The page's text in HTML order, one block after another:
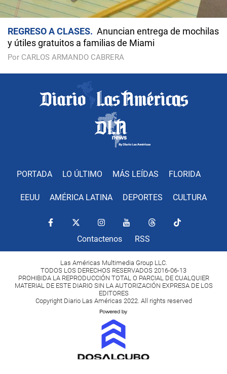
REGRESO A CLASES
Anuncian entrega de mochilas
y útiles gratuitos a familias de Miami
Por CARLOS ARMANDO CABRERA
PORTADA LO ÚLTIMO MÁS LEÍDAS FLORIDA
EEUU AMÉRICA LATINA DEPORTES CULTURA
Contactenos RSS
Las Américas Multimedia Group LLC.
TODOS LOS DERECHOS RESERVADOS 2016-06-13
PROHIBIDA LA REPRODUCCIÓN TOTAL O PARCIAL DE CUALQUIER
MATERIAL DE ESTE DIARIO SIN LA AUTORIZACIÓN EXPRESA DE LOS
EDITORES
Copyright Diario Las Américas 2022. All rights reserved